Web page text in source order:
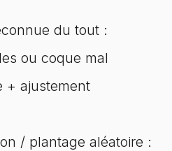
du tout :
ou coque mal
+ ajustement
/ plantage aléatoire :